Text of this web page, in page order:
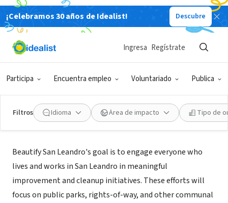
¡Celebramos 30 años de Idealist! Descubre
Participa Encuentra empleo Voluntariado Publica
Ingresa Regístrate
Filtros Idioma Área de impacto Tipo de
GOBIERNO
Beautify San Leandro by City of
San Leandro
San Leandro, |www.sanleandro.org/1306/Beautify-San-
Misión
Beautify San Leandro's goal is to engage everyone who
lives and works in San Leandro in meaningful
improvement and cleanup initiatives. These efforts will
focus on public parks, rights-of-way, and other communal